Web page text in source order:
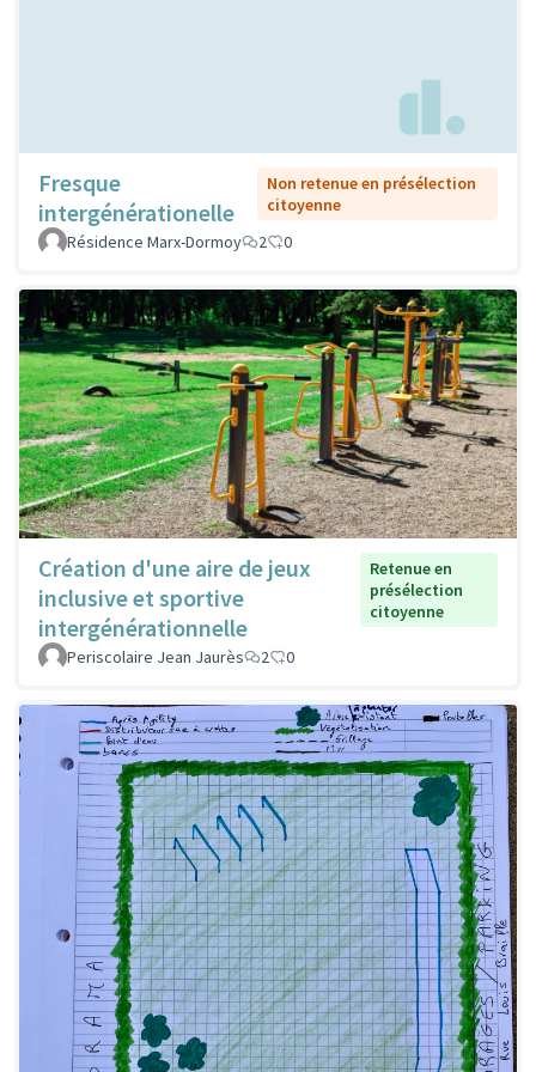
Fresque
intergénérationelle
Non retenue en présélection
citoyenne
Résidence Marx-Dormoy
2 0
Création d'une aire de jeux
inclusive et sportive
intergénérationnelle
Retenue en
présélection
citoyenne
Periscolaire Jean Jaurès 2 0